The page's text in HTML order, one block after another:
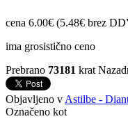
cena 6.00€ (5.48€ brez
ima grosistično ceno
Prebrano 73181 krat
Objavljeno v Astilbe -
Označeno kot